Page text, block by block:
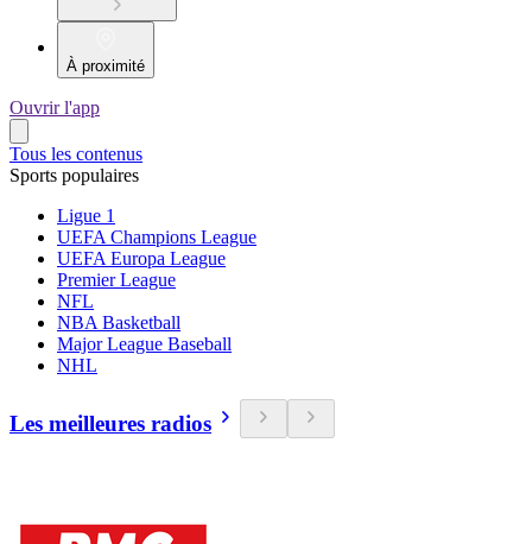
À proximité
Ouvrir l'app
Tous les contenus
Sports populaires
Ligue 1
UEFA Champions League
UEFA Europa League
Premier League
NFL
NBA Basketball
Major League Baseball
NHL
Les meilleures radios